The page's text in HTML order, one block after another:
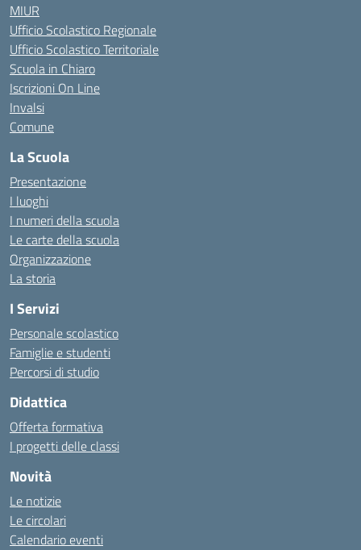
MIUR
Ufficio Scolastico Regionale
Ufficio Scolastico Territoriale
Scuola in Chiaro
Iscrizioni On Line
Invalsi
Comune
La Scuola
Presentazione
I luoghi
I numeri della scuola
Le carte della scuola
Organizzazione
La storia
I Servizi
Personale scolastico
Famiglie e studenti
Percorsi di studio
Didattica
Offerta formativa
I progetti delle classi
Novità
Le notizie
Le circolari
Calendario eventi